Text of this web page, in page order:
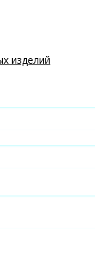
изделий